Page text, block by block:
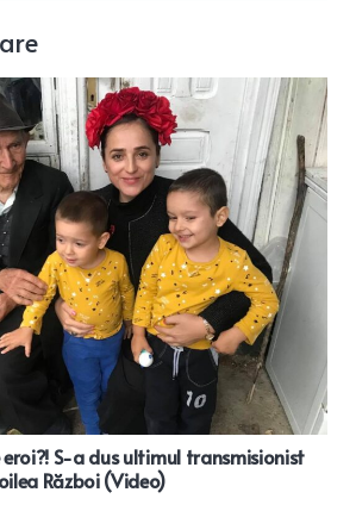
S-a dus ultimul transmisionist
Război (Video)